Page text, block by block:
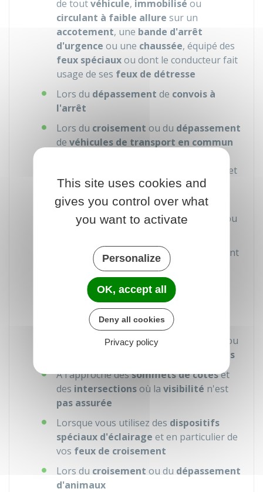
de toutvéhicule, immobilisé ou
circulant à faible allure sur un
accotement, une bande d'arrêt
d'urgence ou une chaussée, équipé des
feux spéciauxou dont le conducteur fait
usage de ses feux de détresse
Lors du dépassement de convois à
l'arrêt
Lors du croisement ou du dépassement
de véhicules de transport en commun
et
de lamontéedes voyageurs
Dans tous les cas où laroutene vous
apparaît pas entièrement dégagée
, ou
Lorsque les conditions de visibilité
sont
insuffisantes
(temps de pluie et autres
précipitations, brouillard…)
Dans lesvirages
Dans les
descentes rapides
sections de routes étroites
ou
bordées d'habitations
A l'approche dessommets de côteset
des intersections où la visibilité n'est
pas assurée
Lorsque vous utilisez des dispositifs
spéciaux d'éclairage et en particulier de
vos feux de croisement
Lors du croisement ou du dépassement
d'animaux
This site uses cookies and
gives you control over what
you want to activate
Personalize
OK, accept all
Deny all cookies
Privacy policy